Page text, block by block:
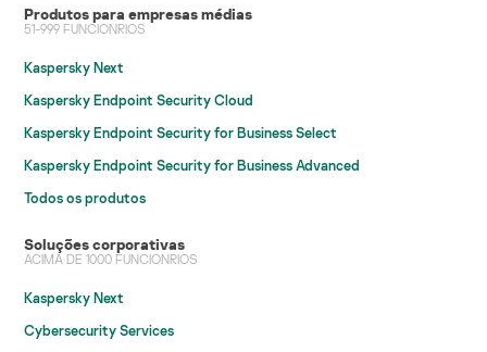
Produtos para empresas médias
51-999 FUNCIONRIOS
Kaspersky Next
Kaspersky Endpoint Security Cloud
Kaspersky Endpoint Security for Business Select
Kaspersky Endpoint Security for Business Advanced
Todos os produtos
Soluções corporativas
ACIMA DE 1000 FUNCIONRIOS
Kaspersky Next
Cybersecurity Services